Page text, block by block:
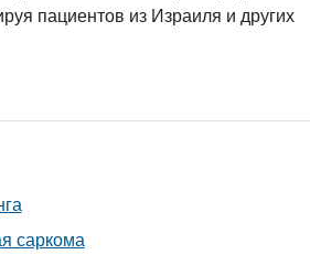
пациентов из Израиля и других
саркома